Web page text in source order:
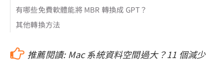
有哪些免費軟體能將 MBR 轉換成 GPT？
其他轉換方法
推薦閱讀: Mac 系統資料空間過大？11 個減少